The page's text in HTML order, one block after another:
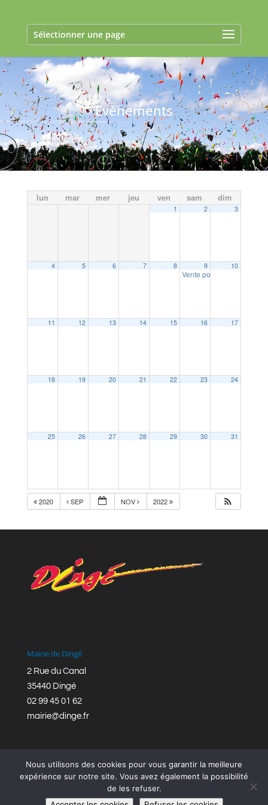
Sélectionner une page
Evènements
lun mar mer jeu ven sam dim
1 2 3
4 5 6 7 8 9
Vente pommes de terre
10
11 12 13 14 15 16 17
18 19 20 21 22 23 24
25 26 27 28 29 30 31
2020 SEP NOV 2022
Mairie de Dingé
2 Rue du Canal
35440 Dingé
02 99 45 01 62
mairie@dinge.fr
Réalisation © Mairie de Dingé,Bretagne Romantique
Nous utilisons des cookies pour vous garantir la meilleure
expérience sur notre site. Vous avez également la possibilité
de les refuser.